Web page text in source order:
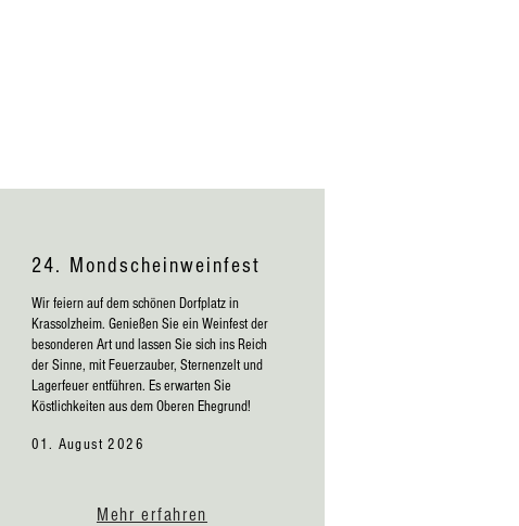
24. Mondscheinweinfest
Wir feiern auf dem schönen Dorfplatz in
Krassolzheim. Genießen Sie ein Weinfest der
besonderen Art und lassen Sie sich ins Reich
der Sinne, mit Feuerzauber, Sternenzelt und
Lagerfeuer entführen. Es erwarten Sie
Köstlichkeiten aus dem Oberen Ehegrund!
01. August 2026
Mehr erfahren